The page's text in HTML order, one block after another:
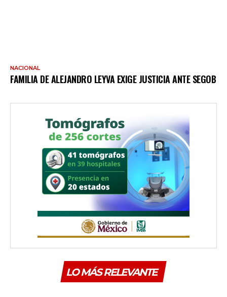
NACIONAL
FAMILIA DE ALEJANDRO LEYVA EXIGE JUSTICIA ANTE SEGOB
LO MÁS RELEVANTE